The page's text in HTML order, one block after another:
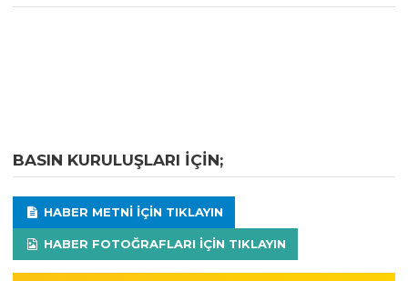
BASIN KURULUŞLARI IÇIN;
HABER METNI IÇIN TIKLAYIN
HABER FOTOĞRAFLARI IÇIN TIKLAYIN